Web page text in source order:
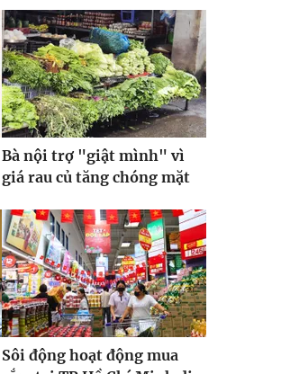
Bà nội trợ "giật mình" vì
giá rau củ tăng chóng mặt
Sôi động hoạt động mua